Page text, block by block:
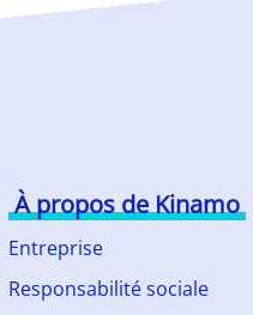
À propos de Kinamo
Entreprise
Responsabilité sociale